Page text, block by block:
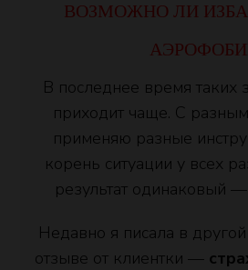
ВОЗМОЖНО ЛИ
В последнее время таких
приходит чаще. С
применяю разные
корень ситуации у всех
результат одинаковый —
Недавно я писала в
отзыве от клиентки —